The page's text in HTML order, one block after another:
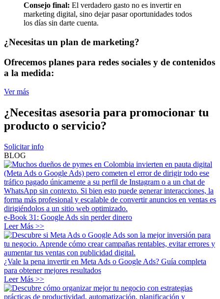
Consejo final: El verdadero gasto no es invertir en
marketing digital, sino dejar pasar oportunidades todos
los días sin darte cuenta.
¿Necesitas un plan de marketing?
Ofrecemos planes para redes sociales y de contenidos
a la medida:
Ver más
¿Necesitas asesoria para promocionar tu
producto o servicio?
Solicitar info
BLOG
e-Book 31: Google Ads sin perder dinero
Leer Más >>
¿Vale la pena invertir en Meta Ads o Google Ads? Guía completa
para obtener mejores resultados
Leer Más >>